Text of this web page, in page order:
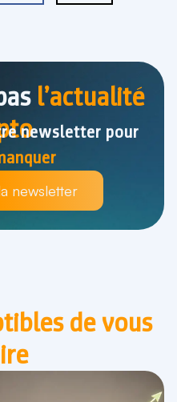
l’actualité
newsletter pour
newsletter
de vous